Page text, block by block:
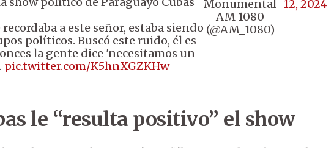
recordaba a este señor, estaba siendo
políticos. Buscó este ruido, él es
la gente dice 'necesitamos un
pic.twitter.com/K5hnXGZKHw
Monumental
AM 1080
(@AM_1080)
12, 2024
le “resulta positivo” el show